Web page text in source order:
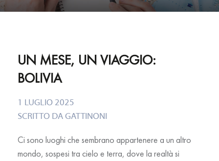
UN MESE, UN VIAGGIO:
BOLIVIA
1 LUGLIO 2025
SCRITTO DAGATTINONI
Ci sono luoghi che sembrano appartenere a un altro
mondo, sospesi tra cielo e terra, dove la realtà si